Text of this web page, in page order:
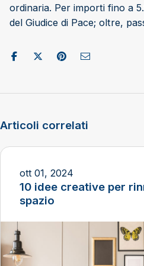
ordinaria. Per importi fino a
del Giudice di Pace; oltre,
Condividi su Facebook
Pubblica su X/Twitter
Condividi su Pinterest
Invia come e-
Articoli correlati
ott 01, 2024
10 idee creative per
spazio